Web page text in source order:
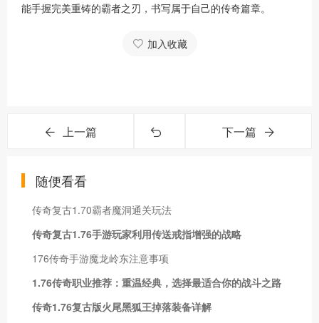
能手握完美重铸的霸者之刃，书写属于自己的传奇篇章。
加入收藏
上一篇 下一篇
随便看看
传奇复古1.70霸者魔洞通关玩法
传奇复古1.76手游玩家利用传送戒指增强的战略
176传奇手游魔龙岭东注意事项
1.76传奇职业推荐：重温经典，选择最适合你的战斗之路
传奇1.76复古版火尾黑狐王掉落装备详解